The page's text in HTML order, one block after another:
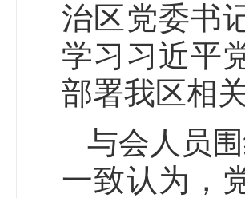
治区党委书
学习习近平
部署我区相
与会人员
一致认为，